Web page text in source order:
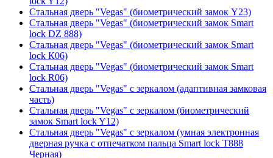
Стальная дверь "Vegas" (биометрический замок Y23)
Стальная дверь "Vegas" (биометрический замок Smart
lock DZ 888)
Стальная дверь "Vegas" (биометрический замок Smart
lock К06)
Стальная дверь "Vegas" (биометрический замок Smart
lock R06)
Стальная дверь "Vegas" с зеркалом (адаптивная замковая
часть)
Стальная дверь "Vegas" с зеркалом (биометрический
замок Smart lock Y12)
Стальная дверь "Vegas" с зеркалом (умная электронная
дверная ручка с отпечатком пальца Smart lock T888
Черная)